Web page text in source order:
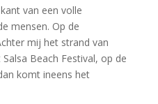
van een volle
mensen. Op de
mij het strand van
Beach Festival, op de
komt ineens het